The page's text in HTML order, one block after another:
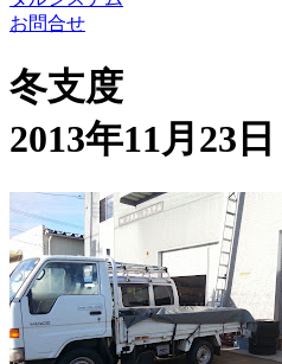
お問合せ
冬支度
2013年11月23日